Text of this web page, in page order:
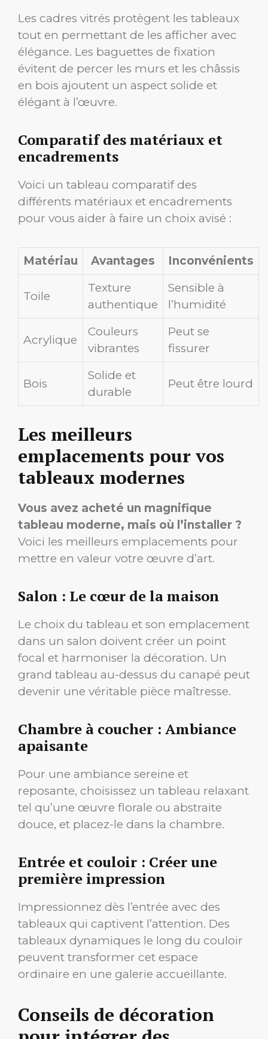
Les cadres vitrés protègent les tableaux
tout en permettant de les afficher avec
élégance. Les baguettes de fixation
évitent de percer les murs et les châssis
en bois ajoutent un aspect solide et
élégant à l’œuvre.
Comparatif des matériaux et
encadrements
Voici un tableau comparatif des
différents matériaux et encadrements
pour vous aider à faire un choix avisé :
Matériau Avantages Inconvénients
Toile
Texture
authentique
Sensible à
l’humidité
Acrylique
Couleurs
vibrantes
Peut se
fissurer
Bois
Solide et
durable
Peut être lourd
Les meilleurs
emplacements pour vos
tableaux modernes
Vous avez acheté un magnifique
tableau moderne, mais où l’installer ?
Voici les meilleurs emplacements pour
mettre en valeur votre œuvre d’art.
Salon : Le cœur de la maison
Le choix du tableau et son emplacement
dans un salon doivent créer un point
focal et harmoniser la décoration. Un
grand tableau au-dessus du canapé peut
devenir une véritable pièce maîtresse.
Chambre à coucher : Ambiance
apaisante
Pour une ambiance sereine et
reposante, choisissez un tableau relaxant
tel qu’une œuvre florale ou abstraite
douce, et placez-le dans la chambre.
Entrée et couloir : Créer une
première impression
Impressionnez dès l’entrée avec des
tableaux qui captivent l’attention. Des
tableaux dynamiques le long du couloir
peuvent transformer cet espace
ordinaire en une galerie accueillante.
Conseils de décoration